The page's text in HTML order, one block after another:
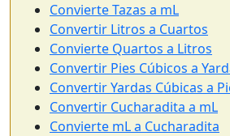
Convierte Tazas a mL
Convertir Litros a Cuartos
Convierte Quartos a Litros
Convertir Pies Cúbicos a
Convertir Yardas Cúbicas a
Convertir Cucharadita a mL
Convierte mL a Cucharadita